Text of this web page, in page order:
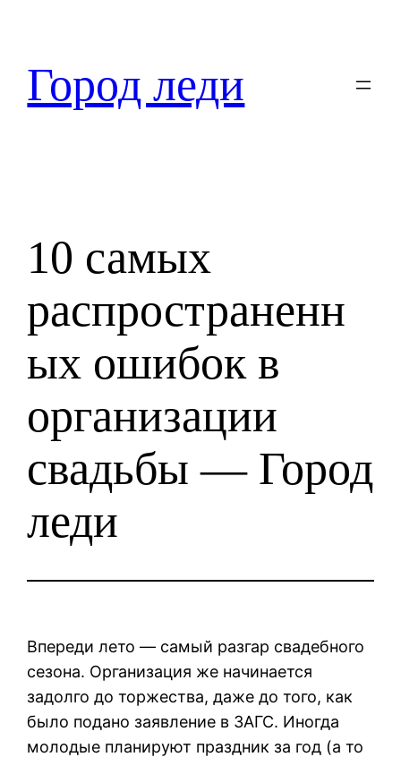
содержимому
Город леди
10 самых
распространенн
ых ошибок в
организации
свадьбы — Город
леди
Впереди лето — самый разгар свадебного
сезона. Организация же начинается
задолго до торжества, даже до того, как
было подано заявление в ЗАГС. Иногда
молодые планируют праздник за год (а то